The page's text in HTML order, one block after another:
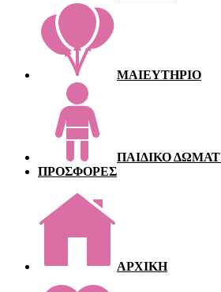
ΜΑΙΕΥΤΗΡΙΟ
ΠΑΙΔΙΚΟ
ΠΡΟΣΦΟΡΕΣ
ΑΡΧΙΚΗ